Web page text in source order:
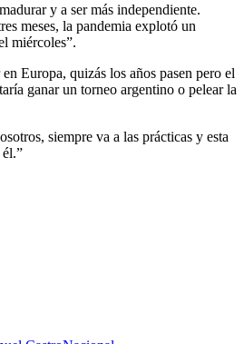
y a ser más independiente.
meses, la pandemia explotó un
miércoles”.
Europa, quizás los años pasen pero el
ganar un torneo argentino o pelear la
siempre va a las prácticas y esta